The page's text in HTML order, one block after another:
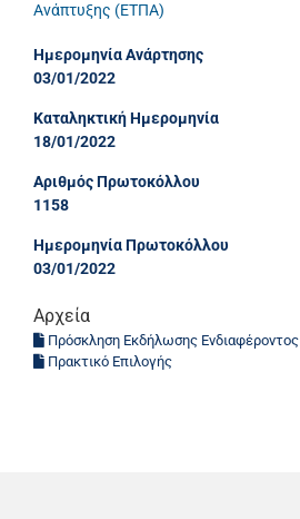
Ανάπτυξης (ΕΤΠΑ)
Ημερομηνία Ανάρτησης
03/01/2022
Καταληκτική Ημερομηνία
18/01/2022
Αριθμός Πρωτοκόλλου
1158
Ημερομηνία Πρωτοκόλλου
03/01/2022
Αρχεία
Πρόσκληση Εκδήλωσης Ενδιαφέροντος
Πρακτικό Επιλογής